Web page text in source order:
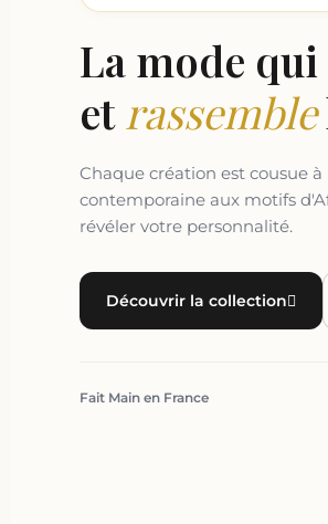
La mode
et rassemble
Chaque création est cousue
contemporaine aux motifs
révéler votre personnalité.
Découvrir la collection
Fait Main en France